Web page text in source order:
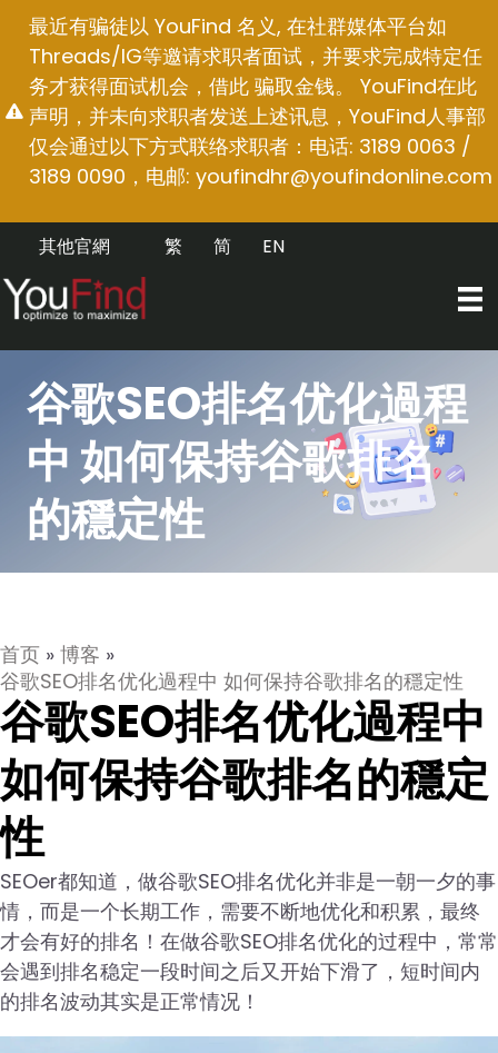
最近有骗徒以 YouFind 名义, 在社群媒体平台如
Threads/IG等邀请求职者面试，并要求完成特定任
务才获得面试机会，借此 骗取金钱。 YouFind在此
声明，并未向求职者发送上述讯息，YouFind人事部
仅会通过以下方式联络求职者：电话: 3189 0063 /
3189 0090，电邮: youfindhr@youfindonline.com
其他官網 EN
简
繁
谷歌SEO排名优化過程
中 如何保持谷歌排名
的穩定性
首页 » 博客 »
谷歌SEO排名优化過程中 如何保持谷歌排名的穩定性
谷歌SEO排名优化過程中
如何保持谷歌排名的穩定
性
SEOer都知道，做谷歌SEO排名优化并非是一朝一夕的事
情，而是一个长期工作，需要不断地优化和积累，最终
才会有好的排名！在做谷歌SEO排名优化的过程中，常常
会遇到排名稳定一段时间之后又开始下滑了，短时间内
的排名波动其实是正常情况！